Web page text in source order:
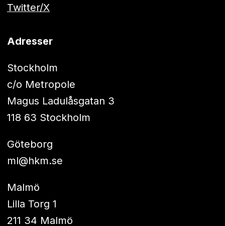
Twitter/X
Adresser
Stockholm
c/o Metropole
Magus Ladulåsgatan 3
118 63 Stockholm
Göteborg
ml@hkm.se
Malmö
Lilla Torg 1
211 34 Malmö